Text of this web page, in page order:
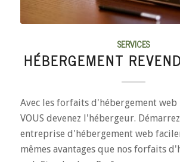
SERVICES
HÉBERGEMENT
Avec les forfaits d'hébergement web
VOUS devenez l'hébergeur.
entreprise d'hébergement web
mêmes avantages que nos forfaits